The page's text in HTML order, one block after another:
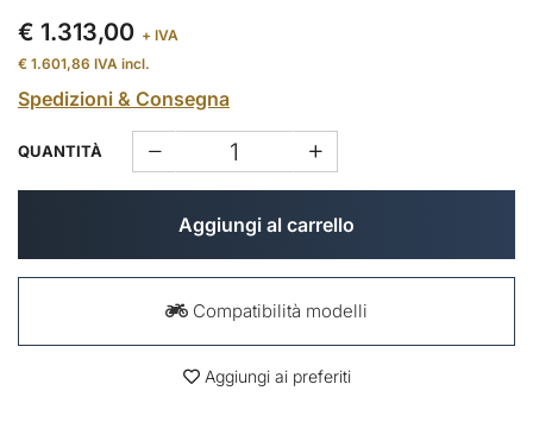
€ 1.313,00 + IVA
€ 1.601,86 IVA incl.
Spedizioni & Consegna
QUANTITÀ
Aggiungi al carrello
Compatibilità modelli
Aggiungi ai preferiti